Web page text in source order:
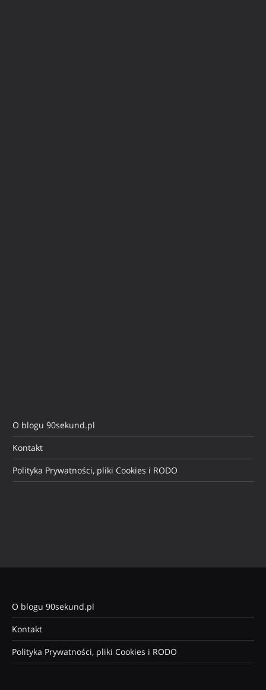
O blogu 90sekund.pl
Kontakt
Polityka Prywatności, pliki Cookies i RODO
O blogu 90sekund.pl
Kontakt
Polityka Prywatności, pliki Cookies i RODO